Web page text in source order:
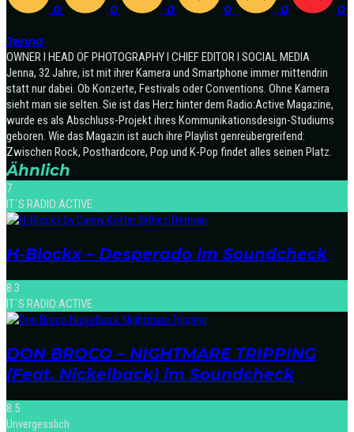
0 0 0 0 0 0
Jenna
OWNER I HEAD OF PHOTOGRAPHY I CHIEF EDITOR I SOCIAL MEDIA
Jenna, 32 Jahre, ist mit ihrer Kamera und Smartphone immer mittendrin
statt nur dabei. Ob Konzerte, Festivals oder Conventions. Ohne Kamera
sieht man sie selten. Sie ist das Herz hinter dem Radio:Active Magazine,
wurde es als Abschluss-Projekt ihres Kommunikationsdesign-Studiums
geboren. Wie das Magazin ist auch ihre Playlist genreübergreifend:
Zwischen Rock, Posthardcore, Pop und K-Pop findet alles seinen Platz.
Ähnlich
7
IT´S RADIO:ACTIVE
H-Blockx – Desperado im Soundcheck
8.3
IT´S RADIO:ACTIVE
DON BROCO – NIGHTMARE TRIPPING
(Feat. Nickelback) im Soundcheck
8.5
Unvergesslich